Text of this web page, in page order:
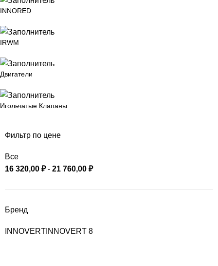
INNORED
IRWM
Двигатели
Игольчатые Клапаны
Фильтр по цене
Все
16 320,00 ₽- 21 760,00 ₽
Бренд
INNOVERT INNOVERT 8